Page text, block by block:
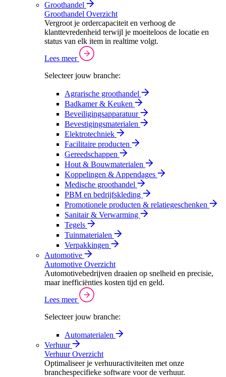
Groothandel
Groothandel Overzicht
Vergroot je ordercapaciteit en verhoog de
klanttevredenheid terwijl je moeiteloos de locatie en
status van elk item in realtime volgt.
Lees meer
Selecteer jouw branche:
Agrarische groothandel
Badkamer & Keuken
Beveiligingsapparatuur
Bevestigingsmaterialen
Elektrotechniek
Facilitaire producten
Gereedschappen
Hout & Bouwmaterialen
Koppelingen & Appendages
Medische groothandel
PBM en bedrijfskleding
Promotionele producten & relatiegeschenken
Sanitair & Verwarming
Tegels
Tuinmaterialen
Verpakkingen
Automotive
Automotive Overzicht
Automotivebedrijven draaien op snelheid en precisie,
maar inefficiënties kosten tijd en geld.
Lees meer
Selecteer jouw branche:
Automaterialen
Verhuur
Verhuur Overzicht
Optimaliseer je verhuuractiviteiten met onze
branchespecifieke software voor de verhuur.